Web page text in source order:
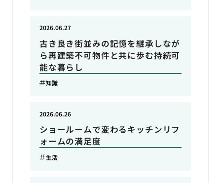
古き良き街並みの記憶を継承しなが
ら再建築不可物件と共に歩む持続可
能な暮らし
2026.06.27
知識
ショールームで変わるキッチンリフ
ォームの満足度
2026.06.26
生活